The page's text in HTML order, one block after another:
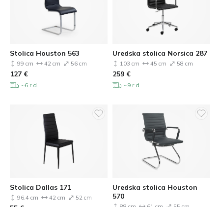
Stolica Houston 563
99 cm 42 cm 56 cm
127 €
~6 r.d.
Uredska stolica Norsica 287
103 cm 45 cm 58 cm
259 €
~9 r.d.
Stolica Dallas 171
96.4 cm 42 cm 52 cm
Uredska stolica Houston
570